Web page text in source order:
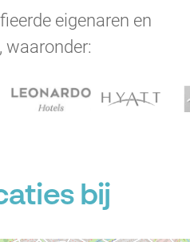
eigenaren en
waaronder:
bij